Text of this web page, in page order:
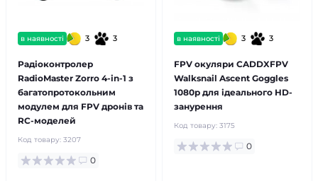
в наявності 3 3
Радіоконтролер
RadioMaster Zorro 4-in-1 з
багатопротокольним
модулем для FPV дронів та
RC-моделей
Код товару: 3207
0
в наявності 3 3
FPV окуляри CADDXFPV
Walksnail Ascent Goggles
1080p для ідеального HD-
занурення
Код товару: 3175
0